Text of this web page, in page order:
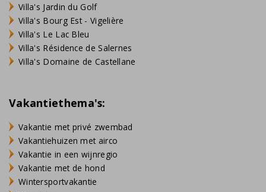
Villa's Jardin du Golf
Villa's Bourg Est - Vigelière
Villa's Le Lac Bleu
Villa's Résidence de Salernes
Villa's Domaine de Castellane
Vakantiethema's:
Vakantie met privé zwembad
Vakantiehuizen met airco
Vakantie in een wijnregio
Vakantie met de hond
Wintersportvakantie